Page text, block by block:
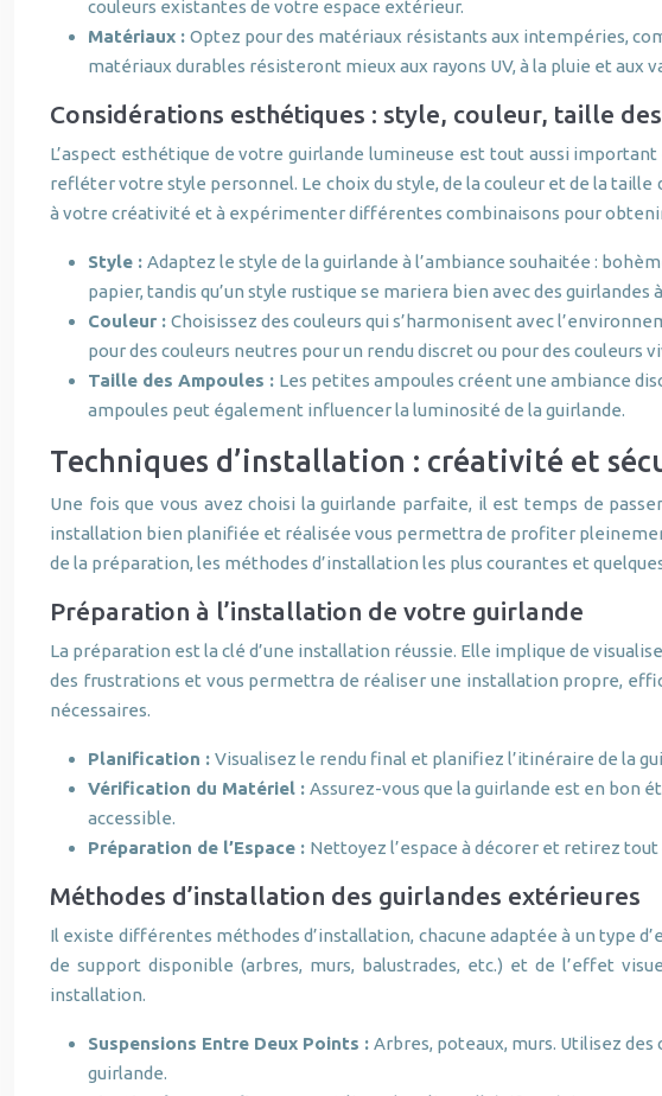
couleurs existantes de votre espace extérieur.
Matériaux : Optez pour des matériaux résistants aux intempéries,
matériaux durables résisteront mieux aux rayons UV, à la pluie et aux
Considérations esthétiques : style, couleur, taille
L’aspect esthétique de votre guirlande lumineuse est tout aussi
refléter votre style personnel. Le choix du style, de la couleur et de la
à votre créativité et à expérimenter différentes combinaisons pour
Style : Adaptez le style de la guirlande à l’ambiance souhaitée :
papier, tandis qu’un style rustique se mariera bien avec des
Couleur : Choisissez des couleurs qui s’harmonisent avec
pour des couleurs neutres pour un rendu discret ou pour des couleurs
Taille des Ampoules : Les petites ampoules créent une ambiance
ampoules peut également influencer la luminosité de la guirlande.
Techniques d’installation : créativité et
Une fois que vous avez choisi la guirlande parfaite, il est temps de
installation bien planifiée et réalisée vous permettra de profiter
de la préparation, les méthodes d’installation les plus courantes et
Préparation à l’installation de votre guirlande
La préparation est la clé d’une installation réussie. Elle implique de
des frustrations et vous permettra de réaliser une installation propre,
nécessaires.
Planification : Visualisez le rendu final et planifiez l’itinéraire de la
Vérification du Matériel : Assurez-vous que la guirlande est en bon
accessible.
Préparation de l’Espace : Nettoyez l’espace à décorer et retirez
Méthodes d’installation des guirlandes extérieures
Il existe différentes méthodes d’installation, chacune adaptée à un type
de support disponible (arbres, murs, balustrades, etc.) et de l’effet
installation.
Suspensions Entre Deux Points : Arbres, poteaux, murs. Utilisez
guirlande.